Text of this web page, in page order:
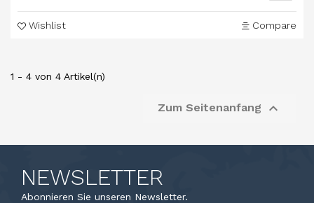
Wishlist Compare
1 - 4 von 4 Artikel(n)
Zum Seitenanfang 
NEWSLETTER
Abonnieren Sie unseren Newsletter.